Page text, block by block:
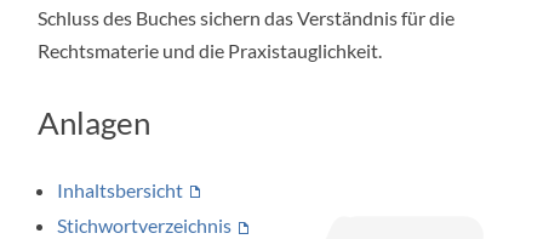
Schluss des Buches sichern das Verständnis für die
Rechtsmaterie und die Praxistauglichkeit.
Anlagen
Inhaltsbersicht
Stichwortverzeichnis